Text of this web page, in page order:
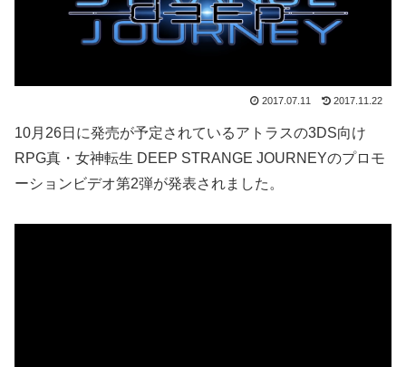
2017.07.11 2017.11.22
10月26日に発売が予定されているアトラスの3DS向け
RPG真・女神転生 DEEP STRANGE JOURNEYのプロモ
ーションビデオ第2弾が発表されました。